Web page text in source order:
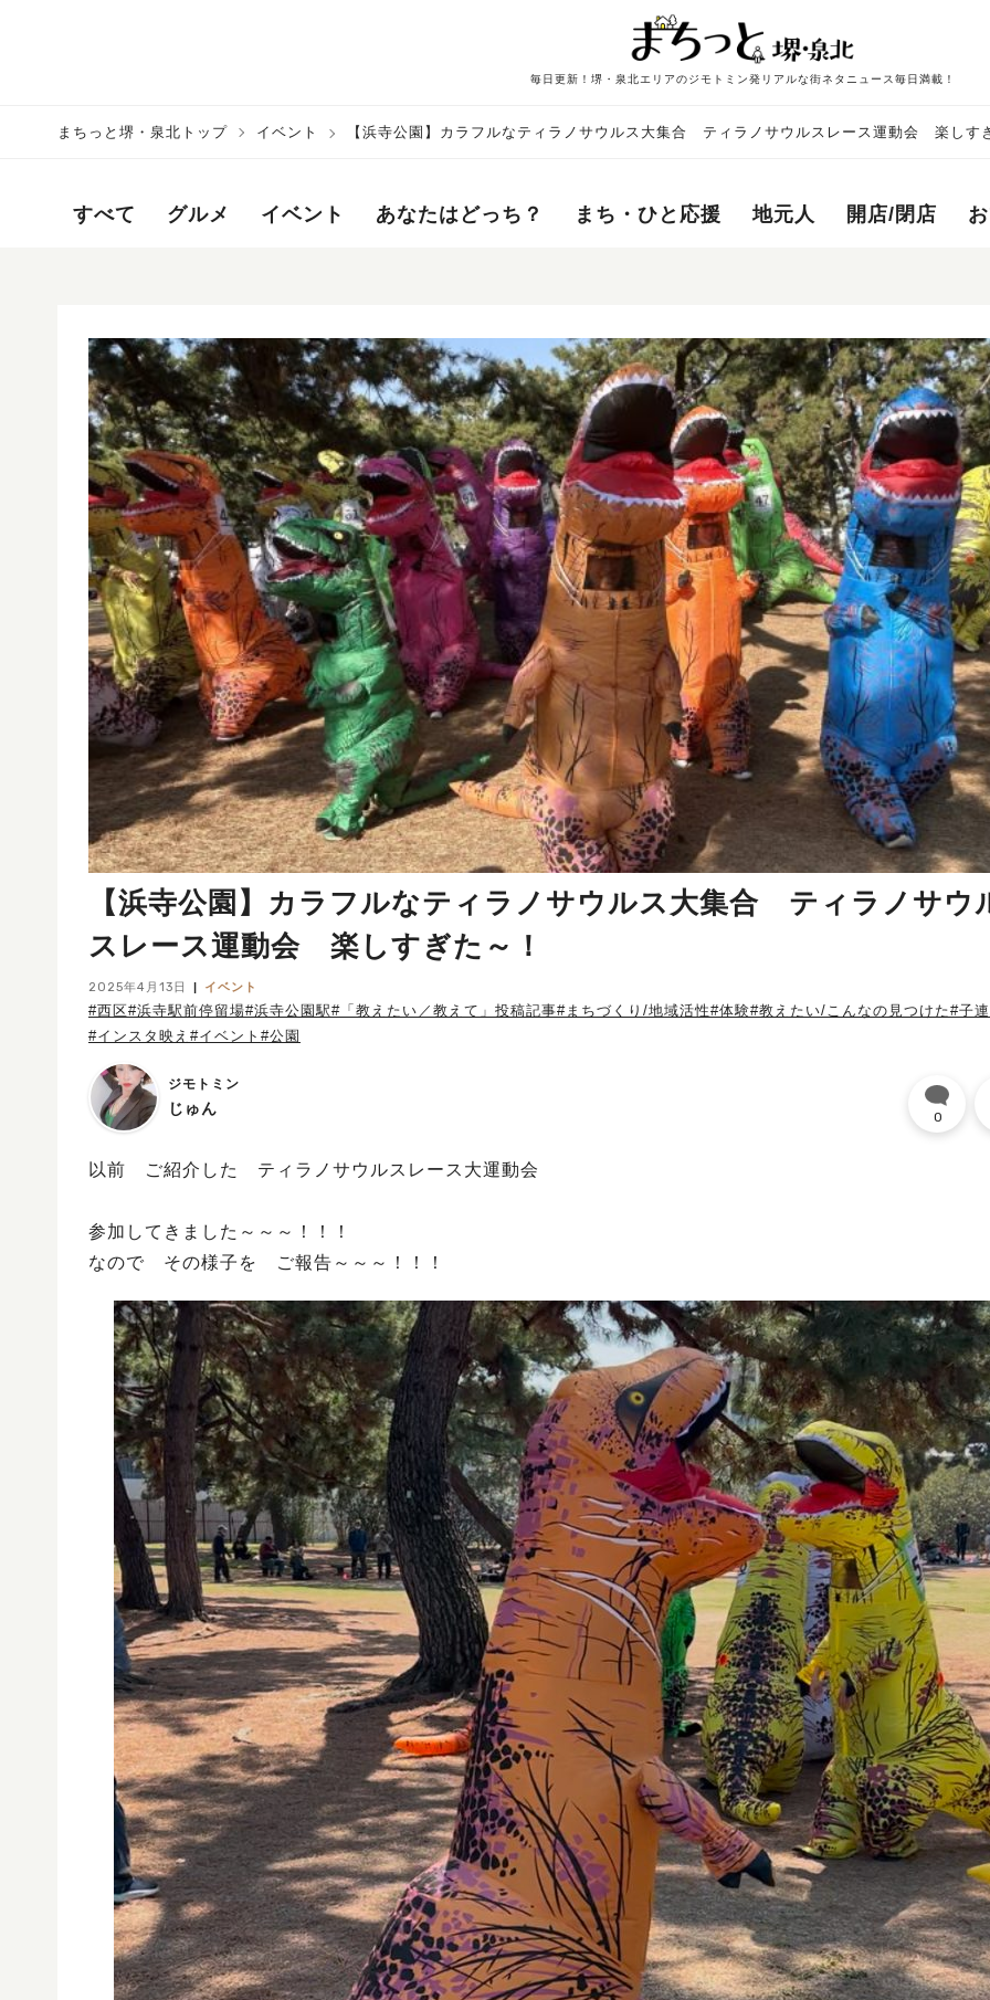
毎日更新！堺・泉北エリアのジモトミン発リアルな街ネタニュース毎日満載！
まちっと堺・泉北トップ イベント 【浜寺公園】カラフルなティラノサウルス大集合 ティラノサウルスレース運動会 楽しす
すべて グルメ イベント あなたはどっち？ まち・ひと応援 地元人 開店/閉店
【浜寺公園】カラフルなティラノサウルス大集合 ティラノサウ
スレース運動会 楽しすぎた～！
2025年4月13日 イベント
#西区#浜寺駅前停留場#浜寺公園駅#「教えたい／教えて」投稿記事#まちづくり/地域活性#体験#教えたい/こんなの見つけた#子
#インスタ映え #イベント #公園
ジモトミン
じゅん 0
以前 ご紹介した ティラノサウルスレース大運動会
参加してきました～～～！！！
なので その様子を ご報告～～～！！！